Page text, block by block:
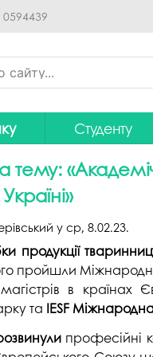
Перейти до
0594439
комісія
на
Студенту
Дистанційне
Розклад занять
Рейтинг
Оплата за
Практика
Студентський
у ср, 8.02.23.
пройшли
в
та IESF
професійні